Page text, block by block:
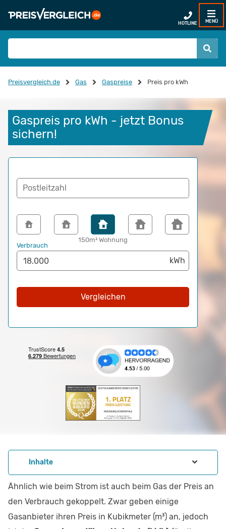
HOTLINE MENÜ
Preisvergleich.de Gas Gaspreise Preis pro kWh
Gaspreis pro kWh - jetzt Bonus
sichern!
Postleitzahl
150m² Wohnung
Verbrauch
Vergleichen
Inhalte
Ähnlich wie beim Strom ist auch beim Gas der Preis an
den Verbrauch gekoppelt. Zwar geben einige
Gasanbieter ihren Preis in Kubikmeter (m³) an, jedoch